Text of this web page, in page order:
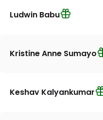
Ludwin Babu
Kristine Anne Sumayo
Keshav Kalyankumar